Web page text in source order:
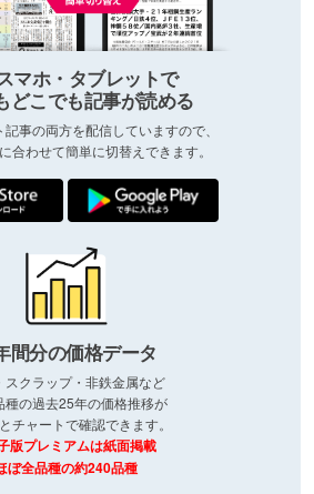
マホ・タブレットで
どこでも記事が読める
事の両方を配信していますので、
合わせて簡単に切替えできます。
間分の価格データ
スクラップ・非鉄金属など
種の過去25年の価格推移が
チャートで確認できます。
版プレミアムは紙面掲載
ぼ全品種の約240品種